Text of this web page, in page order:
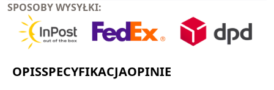
SPOSOBY WYSYŁKI:
OPISSPECYFIKACJAOPINIE